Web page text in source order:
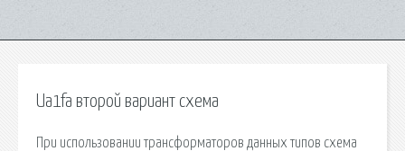
Ua1fa второй вариант схема
При использовании трансформаторов данных типов схема